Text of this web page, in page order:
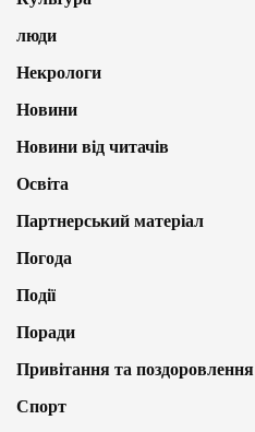
люди
Некрологи
Новини
Новини від читачів
Освіта
Партнерський матеріал
Погода
Події
Поради
Привітання та поздоровлення
Спорт